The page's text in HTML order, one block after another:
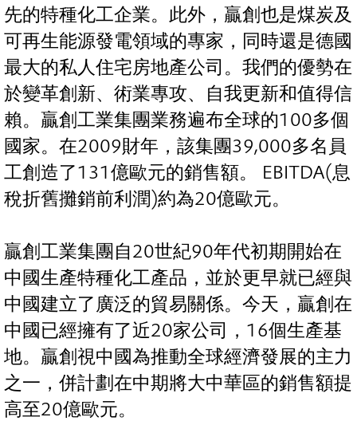
先的特種化工企業。此外，贏創也是煤炭及
可再生能源發電領域的專家，同時還是德國
最大的私人住宅房地產公司。我們的優勢在
於變革創新、術業專攻、自我更新和值得信
賴。贏創工業集團業務遍布全球的100多個
國家。在2009財年，該集團39,000多名員
工創造了131億歐元的銷售額。 EBITDA(息
稅折舊攤銷前利潤)約為20億歐元。
贏創工業集團自20世紀90年代初期開始在
中國生產特種化工產品，並於更早就已經與
中國建立了廣泛的貿易關係。今天，贏創在
中國已經擁有了近20家公司，16個生產基
地。贏創視中國為推動全球經濟發展的主力
之一，併計劃在中期將大中華區的銷售額提
高至20億歐元。